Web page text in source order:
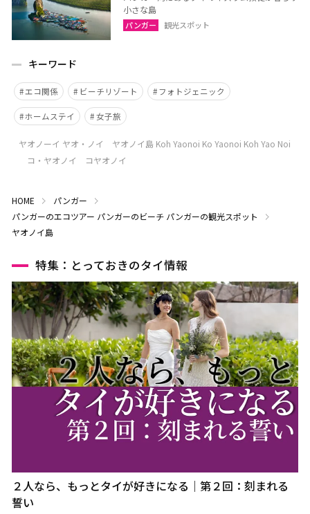
小さな島
パンガー 観光スポット
キーワード
エコ関係 ビーチリゾート フォトジェニック
ホームステイ 女子旅
ヤオノーイ ヤオ・ノイ ヤオノイ島 Koh Yaonoi Ko Yaonoi Koh Yao Noi
コ・ヤオノイ コヤオノイ
HOME
パンガー
パンガーのエコツアー パンガーのビーチ パンガーの観光スポット
ヤオノイ島
特集：とっておきのタイ情報
２人なら、もっとタイが好きになる｜第２回：刻まれる
誓い